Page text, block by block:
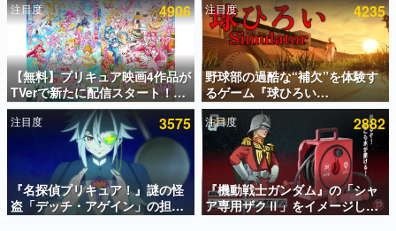
電ファミのいま読まれている記事ランキング
アプリセール情報
インタビュー
連載・特集一覧
殿堂入り記事
SNS拡散数が数千以上！ ページビュー数万以上！ などな
ど。多くの人々に読まれた、電ファミ渾身の“殿堂入り”記
事をまとめました。
注目度 4906
【無料】プリキュア映画4作品が
TVerで新たに配信スタート！な
んと2018年～2024年の映画ほぼ
すべてが見放題に、ぶっちゃけ
ありえないラインナップ
注目度 4235
野球部の過酷な“補欠”を体験す
るゲーム『球ひろい
Simulator』が「1件」のウィッ
シュリストをもとにチェコ語に
対応しSNSで話題に。『キング
ダム・カム』開発元やチェコの
プロ野球選手から称賛の声
注目度 3575
『名探偵プリキュア！』謎の怪
盗「デッチ・アゲイン」の担当
キャストは天﨑滉平さんと判
注目度 2882
『機動戦士ガンダム』の「シャ
ア専用ザクⅡ」をイメージした
散水ホースリールが予約開始。